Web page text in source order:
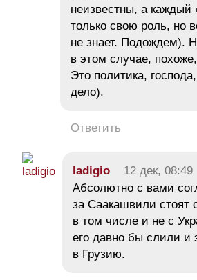
неизвестны, а каждый
только свою роль, но
не знает. Подождем).
в этом случае,
Это политика,
дело).
Ответить
ladigio 12 дек, 08:49
Абсолютно с вами
за Саакашвили стоят
в том числе и не с
его давно бы слили и
в Грузию.